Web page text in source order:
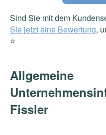
Sind Sie mit dem
Sie jetzt eine Bewertung,
⭐️
Allgemeine
Fissler